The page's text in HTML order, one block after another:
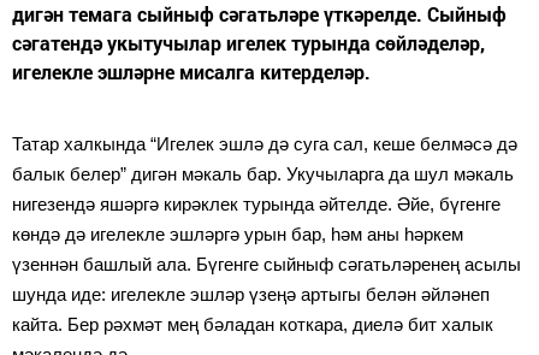
дигән темага сыйныф сәгатьләре үткәрелде. Сыйныф
сәгатендә укытучылар игелек турында сөйләделәр,
игелекле эшләрне мисалга китерделәр.
Татар халкында “Игелек эшлә дә суга сал, кеше белмәсә дә
балык белер” дигән мәкаль бар. Укучыларга да шул мәкаль
нигезендә яшәргә кирәклек турында әйтелде. Әйе, бүгенге
көндә дә игелекле эшләргә урын бар, һәм аны һәркем
үзеннән башлый ала. Бүгенге сыйныф сәгатьләренең асылы
шунда иде: игелекле эшләр үзеңә артыгы белән әйләнеп
кайта. Бер рәхмәт мең бәладан коткара, диелә бит халык